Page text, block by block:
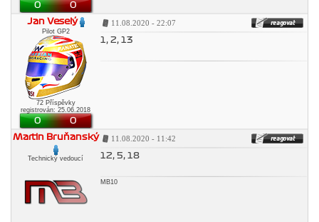
0 0
Jan Veselý
Pilot GP2
72 Příspěvky
registrován: 25.06.2018
0 0
11.08.2020 - 22:07
1, 2, 13
Martin Bruňanský
Technický vedoucí
11.08.2020 - 11:42
12, 5, 18
MB10